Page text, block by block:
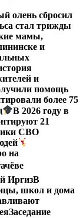
олень сбросил
стал трижды
мамы,
и
и
помощь
более 75
В 2026 году в
21
СВО
на
ИргизВ
школ и дома
Заседание